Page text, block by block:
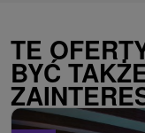
TE
BYĆ